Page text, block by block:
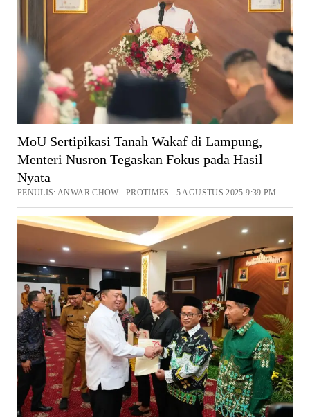
MoU Sertipikasi Tanah Wakaf di Lampung,
Menteri Nusron Tegaskan Fokus pada Hasil
Nyata
PENULIS: ANWAR CHOW PROTIMES 5 AGUSTUS 2025 9:39 PM